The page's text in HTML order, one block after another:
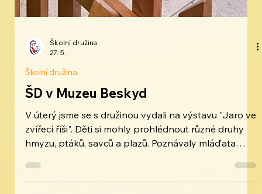
Školní družina
27. 5.
Školní družina
ŠD v Muzeu Beskyd
V úterý jsme se s družinou vydali na výstavu "Jaro ve
zvířecí říši". Děti si mohly prohlédnout různé druhy
hmyzu, ptáků, savců a plazů. Poznávaly mláďata
jednotlivých zvířat, mohly si postavit vlastní farmu a